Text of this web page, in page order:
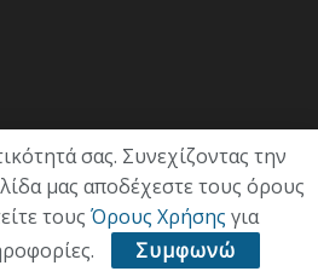
σας. Συνεχίζοντας την
μας αποδέχεστε τους όρους
τους Όρους Χρήσης για
Συμφωνώ